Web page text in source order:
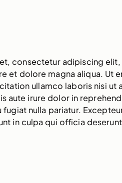
consectetur adipiscing
et dolore magna aliqua. Ut
ullamco laboris nisi ut
aute irure dolor in
nulla pariatur.
in culpa qui officia